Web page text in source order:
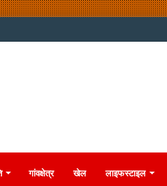
गांवक्षेत्र खेल लाइफस्टाइल